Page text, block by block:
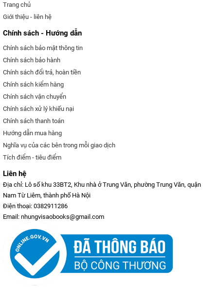
Trang chủ
Giới thiệu - liên hệ
Chính sách - Hướng dẫn
Chính sách bảo mật thông tin
Chính sách bảo hành
Chính sách đổi trả, hoàn tiền
Chính sách kiểm hàng
Chính sách vận chuyển
Chính sách xử lý khiếu nại
Chính sách thanh toán
Hướng dẫn mua hàng
Nghĩa vụ của các bên trong mỗi giao dịch
Tích điểm - tiêu điểm
Liên hệ
Địa chỉ: Lô số khu 33BT2, Khu nhà ở Trung Văn, phường Trung Văn, quận
Nam Từ Liêm, thành phố Hà Nội
Điện thoại: 0382911286
Email: nhungvisaobooks@gmail.com